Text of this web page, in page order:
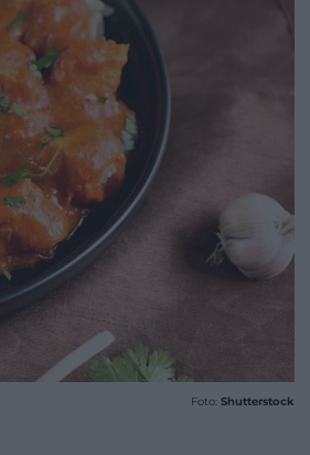
Foto: Shutterstock